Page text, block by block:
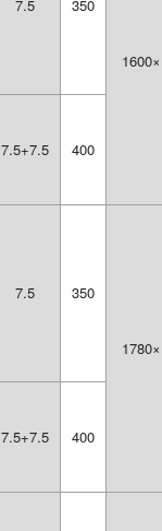
7.5 350
7.5+7.5 400
7.5 350
7.5+7.5 400